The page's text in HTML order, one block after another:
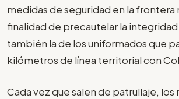
medidas de seguridad en la frontera
finalidad de precautelar la
también la de los uniformados que
kilómetros de línea territorial con
Cada vez que salen de patrullaje,